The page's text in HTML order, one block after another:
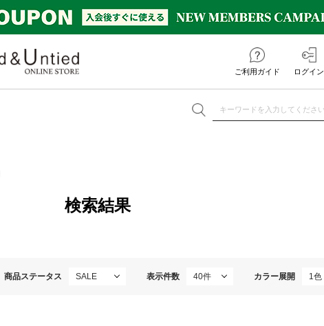
ご利用ガイド ログイン
検索結果
商品ステータス 表示件数 カラー展開